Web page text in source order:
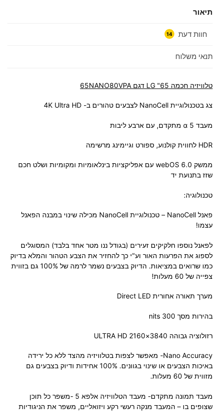
תיאור
חוות דעת 14
תנאי משלוח
טלוויזיה חכמה 65" LG דגם 65NANO80VPA
צג בטכנולוגיית NanoCell לצבעים טהורים ב- 4K Ultra HD
מעבד 5 α מתקדם, עם ארבע ליבות
HDR לחווית קולנוע, ספורט וגיימינג מרשימה
ממשק webOS 6.0 עם אפליקציות בינלאומיות ומקומיות ושלט חכם
שזז בתנועת יד
טכנולוגיה:
פאנל NanoCell – טכנולוגיית NanoCell מכילה שינוי במבנה הפאנל
עצמו!
לפאנל נוספו חלקיקים זעירים (בגודל ננו מטר אחד בלבד) המסוגלים
לספוג את הפרעות האור וע"י כך להחזיר את הצבע הטהור והמלא בדיוק
כמו שרואים במציאות. הדיוק בצבעים נשמר לרמה של 100% גם בזווית
צפייה של 60 מעלות!
מערך תאורה אחורית Direct LED
בהירות מסך nits 300
רזולוציה גבוהה 3840×2160 ULTRA HD
Nano Accuracy- מאפשר לצפות בטלוויזיה מהצד ללא כל ירידה
באיכות הצבעים או שינוי בגוונים. 100% אחידות ודיוק בצבעים גם
מזווית של 60 מעלות.
מעבד תמונה מתקדם- מעבד הטלוויזיה אלפא 5 -משפר כל תוכן
שצופים בו – המעבד מנקה רעשי רקע ויזואליים, משפר את הניגודיות